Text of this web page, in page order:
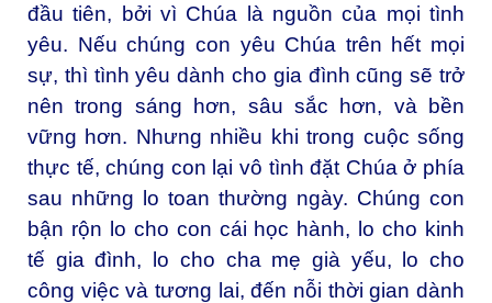
đầu tiên, bởi vì Chúa là nguồn của mọi tình
yêu. Nếu chúng con yêu Chúa trên hết mọi
sự, thì tình yêu dành cho gia đình cũng sẽ trở
nên trong sáng hơn, sâu sắc hơn, và bền
vững hơn. Nhưng nhiều khi trong cuộc sống
thực tế, chúng con lại vô tình đặt Chúa ở phía
sau những lo toan thường ngày. Chúng con
bận rộn lo cho con cái học hành, lo cho kinh
tế gia đình, lo cho cha mẹ già yếu, lo cho
công việc và tương lai, đến nỗi thời gian dành